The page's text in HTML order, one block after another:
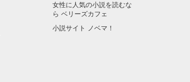
女性に人気の小説を読むな
ら ベリーズカフェ
小説サイト ノベマ！